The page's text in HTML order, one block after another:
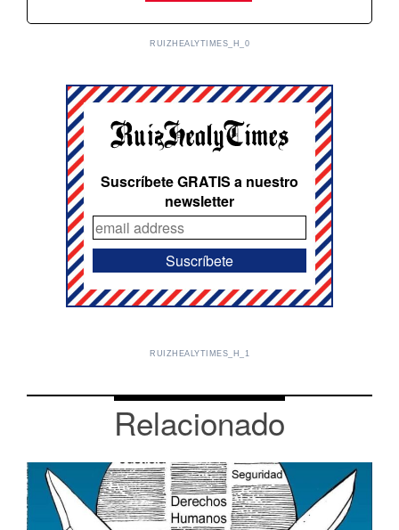
RUIZHEALYTIMES_H_0
Suscríbete GRATIS a nuestro
newsletter
RUIZHEALYTIMES_H_1
Relacionado